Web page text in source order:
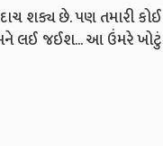
શક્ય છે. પણ તમારી કોઈ
લઈ જઈશ... આ ઉંમરે ખોટું